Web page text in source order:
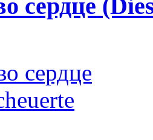
сердце